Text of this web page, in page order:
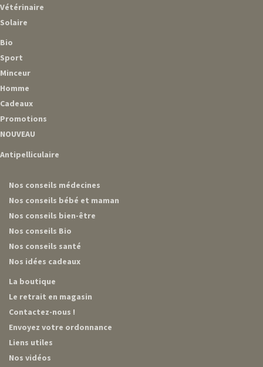
Vétérinaire
Solaire
Bio
Sport
Minceur
Homme
Cadeaux
Promotions
NOUVEAU
Antipelliculaire
Nos conseils médecines
Nos conseils bébé et maman
Nos conseils bien-être
Nos conseils Bio
Nos conseils santé
Nos idées cadeaux
La boutique
Le retrait en magasin
Contactez-nous !
Envoyez votre ordonnance
Liens utiles
Nos vidéos